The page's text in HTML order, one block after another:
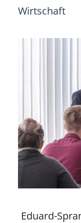
Wirtschaft
Eduard-